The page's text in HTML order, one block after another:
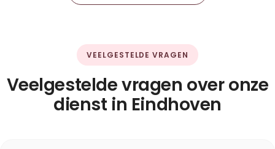
VEELGESTELDE VRAGEN
Veelgestelde vragen over onze
dienst in Eindhoven